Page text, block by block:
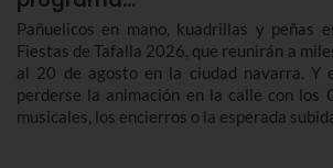
Pañuelicos en mano, kuadrillas y peñas
Fiestas de Tafalla 2026, que reunirán a
al 20 de agosto en la ciudad navarra. Y
perderse la animación en la calle con los
musicales, los encierros o la esperada